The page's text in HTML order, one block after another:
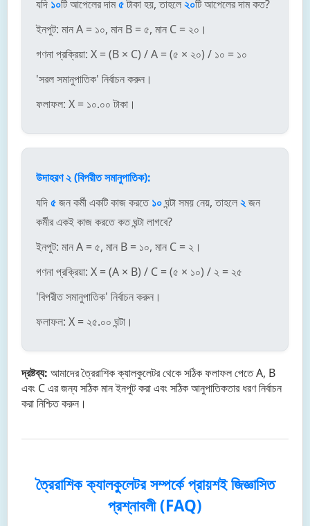
যদি ১০টি আপেলের দাম৫টাকা হয়, তাহলে২০টি আপেলের দাম কত?
ইনপুট: মান A = ১০, মান B = ৫, মান C = ২০।
গণনা প্রক্রিয়া: X = (B × C) / A = (৫ × ২০) / ১০ = ১০
'সরল সমানুপাতিক' নির্বাচন করুন।
ফলাফল: X = ১০.০০ টাকা।
উদাহরণ ২ (বিপরীত সমানুপাতিক):
যদি৫জন কর্মী একটি কাজ করতে১০ঘন্টা সময় নেয়, তাহলে২জন
কর্মীর একই কাজ করতে কত ঘন্টা লাগবে?
ইনপুট: মান A = ৫, মান B = ১০, মান C = ২।
গণনা প্রক্রিয়া: X = (A × B) / C = (৫ × ১০) / ২ = ২৫
'বিপরীত সমানুপাতিক' নির্বাচন করুন।
ফলাফল: X = ২৫.০০ ঘন্টা।
দ্রষ্টব্য: আমাদের ত্রৈরাশিক ক্যালকুলেটর থেকে সঠিক ফলাফল পেতে A, B
এবং C এর জন্য সঠিক মান ইনপুট করা এবং সঠিক আনুপাতিকতার ধরণ নির্বাচন
করা নিশ্চিত করুন।
ত্রৈরাশিক ক্যালকুলেটর সম্পর্কে প্রায়শই জিজ্ঞাসিত
প্রশ্নাবলী (FAQ)